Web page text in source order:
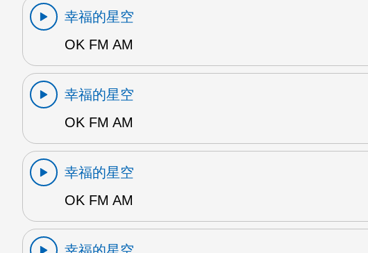
幸福的星空
OK FM AM
幸福的星空
OK FM AM
幸福的星空
OK FM AM